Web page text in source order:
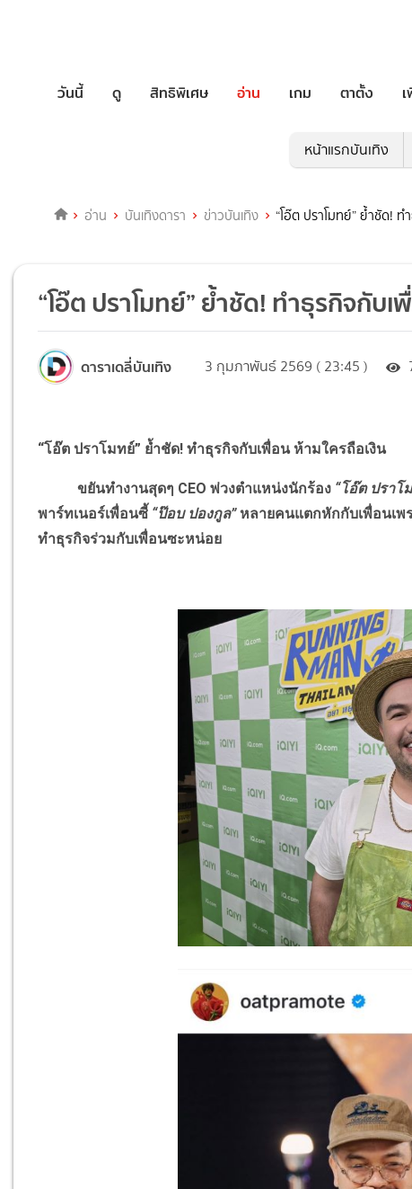
วันนี้ ดู สิทธิพิเศษ อ่าน เกม ตาตั้ง
หน้าแรกบันเทิง
อ่าน บันเทิงดารา ข่าวบันเทิง “โอ๊ต ปราโมทย์” ย้ำชัด!
“โอ๊ต ปราโมทย์” ย้ำชัด! ทำธุรกิจกับเ
ดาราเดลี่บันเทิง 3 กุมภาพันธ์ 2569 ( 23:45 )
“โอ๊ต ปราโมทย์” ย้ำชัด! ทำธุรกิจกับเพื่อน ห้ามใครถือเงิน
ขยันทำงานสุดๆ CEO พ่วงตำแหน่งนักร้อง “โอ๊ต ปราโ
พาร์ทเนอร์เพื่อนซี้ “ป๊อบ ปองกูล”หลายคนแตกหักกับเพื่อนเพ
ทำธุรกิจร่วมกับเพื่อนซะหน่อย